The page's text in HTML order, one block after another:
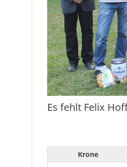
Es fehlt Felix
Krone